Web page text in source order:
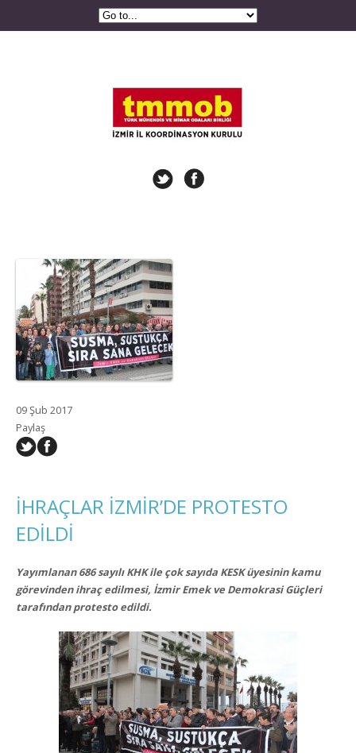
09 Şub 2017
Paylaş
İHRAÇLAR İZMİR’DE PROTESTO
EDİLDİ
Yayımlanan 686 sayılı KHK ile çok sayıda KESK üyesinin kamu
görevinden ihraç edilmesi, İzmir Emek ve Demokrasi Güçleri
tarafından protesto edildi.